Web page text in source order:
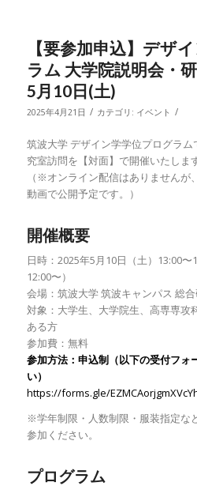
【要参加申込】デザ
ラム 大学院説明会・
5月10日(土)
2025年4月21日 / カテゴリ: イベント /
筑波大学 デザイン学学位プログラ
究室訪問を【対面】で開催いたします
（※オンライン配信はありませんが
動画で公開予定です。）
開催概要
日時：2025年5月10日（土）13:00
12:00〜）
会場：筑波大学 筑波キャンパス 総
対象：大学生、大学院生、高専専攻
ある方
参加費：無料
参加方法：申込制（以下の受付フォ
い）
https://forms.gle/
※学年制限・人数制限・服装指定な
参加ください。
プログラム